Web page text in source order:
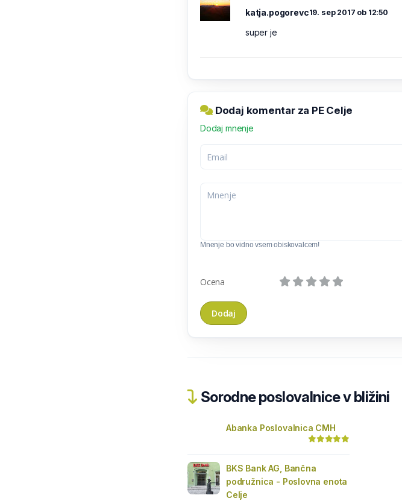
katja.pogorevc19. sep 2017 ob 12:50
super je
Dodaj komentar za PE Celje
Dodaj mnenje
Mnenje bo vidno vsem obiskovalcem!
Ocena
Sorodne poslovalnice v bližini
Abanka Poslovalnica CMH
BKS Bank AG, Bančna
podružnica - Poslovna enota
Celje